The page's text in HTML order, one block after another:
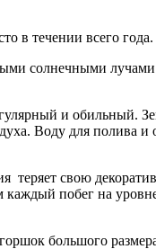
в течении всего года.
солнечными
и обильный.
Воду для
свою
каждый побег на
большого